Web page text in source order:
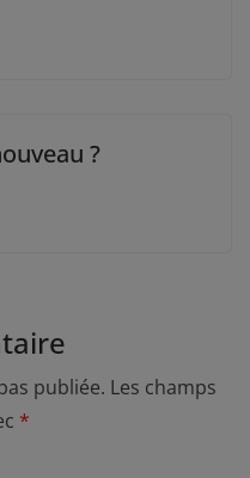
?
publiée. Les champs
*